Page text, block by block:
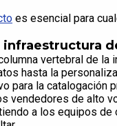
es esencial para
infraestructura
vertebral de la
hasta la
para la catalogación
vendedores de alto
a los equipos